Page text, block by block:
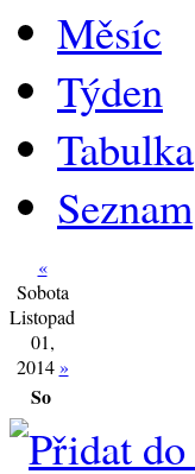
Měsíc
Týden
Tabulka
Seznam
«
Sobota
Listopad
01,
2014»
So